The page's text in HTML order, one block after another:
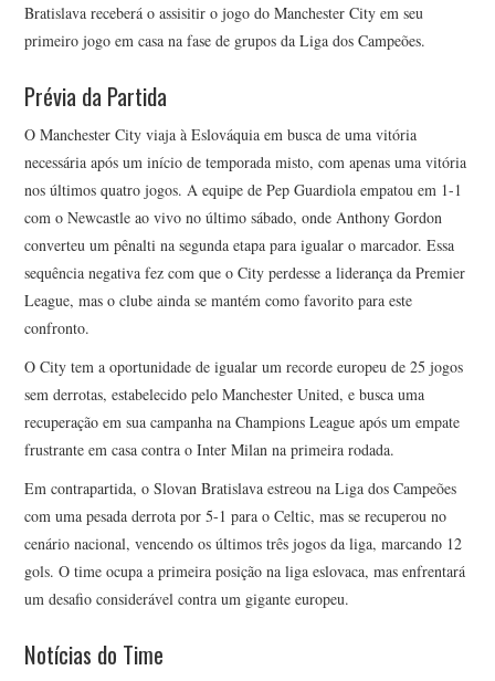
Bratislava receberá o assisitir o jogo do Manchester City em seu
primeiro jogo em casa na fase de grupos da Liga dos Campeões.
Prévia da Partida
O Manchester City viaja à Eslováquia em busca de uma vitória
necessária após um início de temporada misto, com apenas uma vitória
nos últimos quatro jogos. A equipe de Pep Guardiola empatou em 1-1
com o Newcastle ao vivo no último sábado, onde Anthony Gordon
converteu um pênalti na segunda etapa para igualar o marcador. Essa
sequência negativa fez com que o City perdesse a liderança da Premier
League, mas o clube ainda se mantém como favorito para este
confronto.
O City tem a oportunidade de igualar um recorde europeu de 25 jogos
sem derrotas, estabelecido pelo Manchester United, e busca uma
recuperação em sua campanha na Champions League após um empate
frustrante em casa contra o Inter Milan na primeira rodada.
Em contrapartida, o Slovan Bratislava estreou na Liga dos Campeões
com uma pesada derrota por 5-1 para o Celtic, mas se recuperou no
cenário nacional, vencendo os últimos três jogos da liga, marcando 12
gols. O time ocupa a primeira posição na liga eslovaca, mas enfrentará
um desafio considerável contra um gigante europeu.
Notícias do Time